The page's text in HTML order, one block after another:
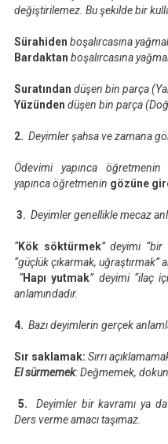
değiştirilemez. Bu şekilde bir
Sürahiden boşalırcasına
Bardaktan boşalırcasına
Suratından düşen bin parça
Yüzünden düşen bin parça
2. Deyimler şahsa ve zamana
Ödevimi yapınca öğretmenin
yapınca öğretmenin gözüne
3. Deyimlergenellikle mecaz
“Kök söktürmek” deyimi “bir
“güçlük çıkarmak, uğraştırmak”
“Hapı yutmak” deyimi “ilaç
anlamındadır.
4. Bazı deyimlerin gerçek
Sır saklamak: Sırrı
El sürmemek: Değmemek,
5.Deyimler bir kavramı ya
Ders verme amacı taşımaz.